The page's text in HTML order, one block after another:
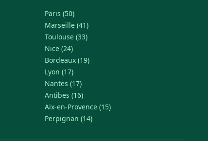
Paris (50)
Marseille (41)
Toulouse (33)
Nice (24)
Bordeaux (19)
Lyon (17)
Nantes (17)
Antibes (16)
Aix-en-Provence (15)
Perpignan (14)